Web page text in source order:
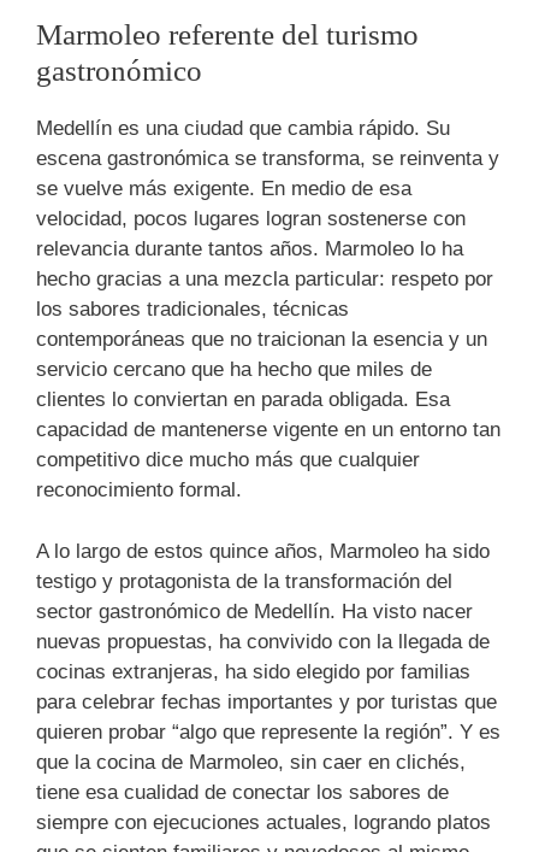
Marmoleo referente del turismo
gastronómico
Medellín es una ciudad que cambia rápido. Su
escena gastronómica se transforma, se reinventa y
se vuelve más exigente. En medio de esa
velocidad, pocos lugares logran sostenerse con
relevancia durante tantos años. Marmoleo lo ha
hecho gracias a una mezcla particular: respeto por
los sabores tradicionales, técnicas
contemporáneas que no traicionan la esencia y un
servicio cercano que ha hecho que miles de
clientes lo conviertan en parada obligada. Esa
capacidad de mantenerse vigente en un entorno tan
competitivo dice mucho más que cualquier
reconocimiento formal.
A lo largo de estos quince años, Marmoleo ha sido
testigo y protagonista de la transformación del
sector gastronómico de Medellín. Ha visto nacer
nuevas propuestas, ha convivido con la llegada de
cocinas extranjeras, ha sido elegido por familias
para celebrar fechas importantes y por turistas que
quieren probar “algo que represente la región”. Y es
que la cocina de Marmoleo, sin caer en clichés,
tiene esa cualidad de conectar los sabores de
siempre con ejecuciones actuales, logrando platos